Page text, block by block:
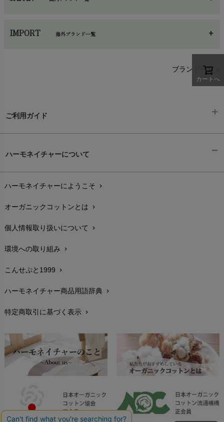
生活アートクラブ
nanadecor（ナナデェコール）
ぬくぐるみ工房
Haruulala（ハルウララ）
Pantyliners Organics（パンティライナーズ）
plantia（プランティア）
PRISTINE（プリスティン）
IMPORT海外ブランド一覧
kidscase（キッズケース）
LITTLE INDIANS（リトルインディアンズ）
maggies（マギーズ）
MAINIO（マイニオ）
MAUD N LIL（モード・ン・リル）
maxomorra（マクソモーラ）
Molo（モロ）
My Little Cozmo（マイリトルコズモ）
NATURAPURA（ナチュラプラ）
Nukleus（ニュクレス）
ブランド一覧 »
カートへ
ご利用ガイド
配送と送料chevron_right
在庫状況と発送予定chevron_right
サイズ・寸法chevron_right
生地・素材chevron_right
お手入れについて
レビューを書こうchevron_right
返品交換chevron_right
FAXでのご注文
お問い合わせchevron_right
ハーモネイチャーについて
ハーモネイチャーにようこそ chevron_right
オーガニックコットンとは chevron_right
個人情報取り扱いについて chevron_right
環境への取り組み chevron_right
こんせぷと1999 chevron_right
ハーモネイチャー商品用語辞典 chevron_right
特定商取引に基づく表示 chevron_right